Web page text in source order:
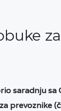
za
saradnju sa
prevoznike